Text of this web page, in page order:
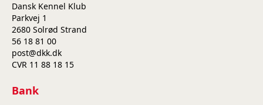
Dansk Kennel Klub
Parkvej 1
2680 Solrød Strand
56 18 81 00
post@dkk.dk
CVR 11 88 18 15
Bank